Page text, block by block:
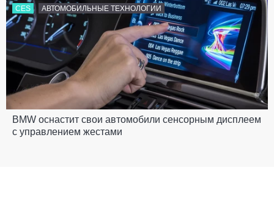
CES АВТОМОБИЛЬНЫЕ ТЕХНОЛОГИИ
BMW оснастит свои автомобили сенсорным дисплеем
с управлением жестами